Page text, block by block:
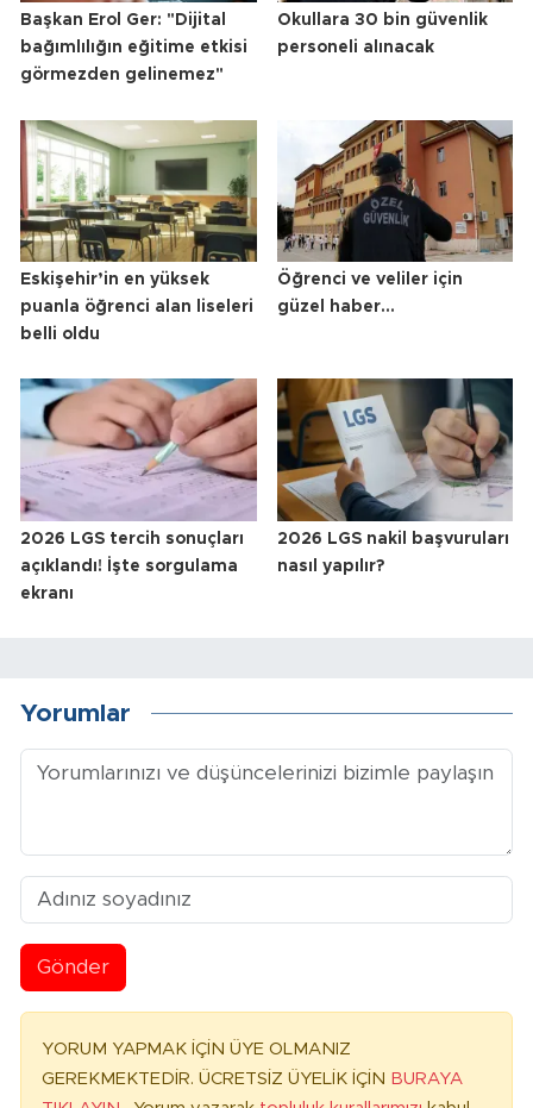
Başkan Erol Ger: "Dijital
bağımlılığın eğitime etkisi
görmezden gelinemez"
Okullara 30 bin güvenlik
personeli alınacak
Eskişehir’in en yüksek
puanla öğrenci alan liseleri
belli oldu
Öğrenci ve veliler için
güzel haber...
2026 LGS tercih sonuçları
açıklandı! İşte sorgulama
ekranı
2026 LGS nakil başvuruları
nasıl yapılır?
Yorumlar
Gönder
YORUM YAPMAK İÇİN ÜYE OLMANIZ
GEREKMEKTEDİR. ÜCRETSİZ ÜYELİK İÇİN BURAYA